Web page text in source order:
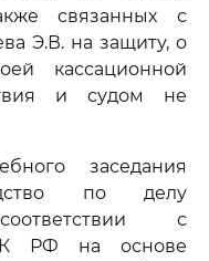
связанных с
Э.В. на защиту, о
кассационной
и судом не
заседания
по делу
с
РФ на основе